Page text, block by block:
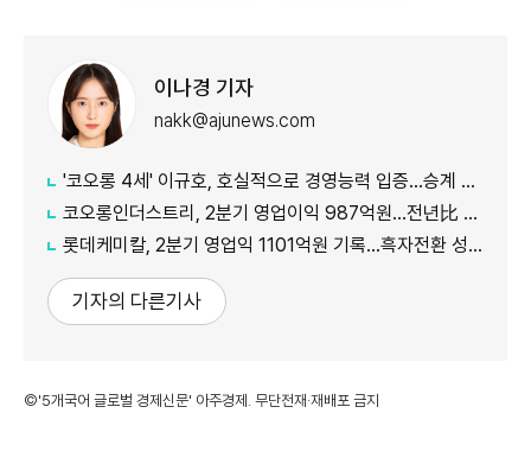
이나경 기자
nakk@ajunews.com
'코오롱 4세' 이규호, 호실적으로 경영능력 입증…승계 기반 강화
코오롱인더스트리, 2분기 영업이익 987억원...전년比 118% 증가
롯데케미칼, 2분기 영업익 1101억원 기록...흑자전환 성공
기자의 다른기사
©'5개국어 글로벌 경제신문' 아주경제. 무단전재·재배포 금지